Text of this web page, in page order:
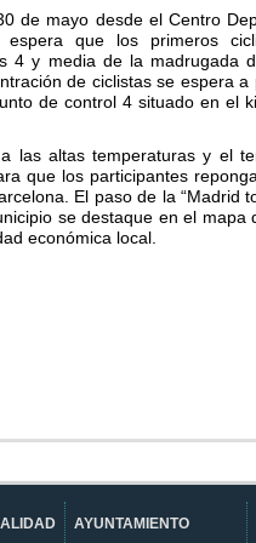
de mayo desde el Centro
que los primeros
4 y media de la madrugada
de ciclistas se espera a
de control 4 situado en el
las altas temperaturas y el
que los participantes
El paso de la “Madrid
se destaque en el mapa
económica local.
AYUNTAMIENTO